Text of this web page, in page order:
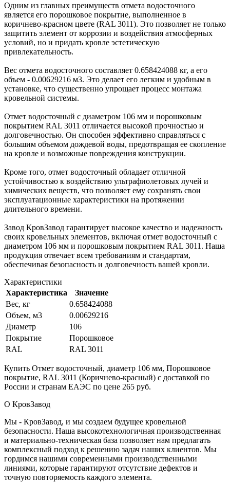
Одним из главных преимуществ отмета водосточного
является его порошковое покрытие, выполненное в
коричнево-красном цвете (RAL 3011). Это позволяет не только
защитить элемент от коррозии и воздействия атмосферных
условий, но и придать кровле эстетическую
привлекательность.
Вес отмета водосточного составляет 0.658424088 кг, а его
объем - 0.00629216 м3. Это делает его легким и удобным в
установке, что существенно упрощает процесс монтажа
кровельной системы.
Отмет водосточный с диаметром 106 мм и порошковым
покрытием RAL 3011 отличается высокой прочностью и
долговечностью. Он способен эффективно справляться с
большим объемом дождевой воды, предотвращая ее скопление
на кровле и возможные повреждения конструкции.
Кроме того, отмет водосточный обладает отличной
устойчивостью к воздействию ультрафиолетовых лучей и
химических веществ, что позволяет ему сохранять свои
эксплуатационные характеристики на протяжении
длительного времени.
Завод КровЗавод гарантирует высокое качество и надежность
своих кровельных элементов, включая отмет водосточный с
диаметром 106 мм и порошковым покрытием RAL 3011. Наша
продукция отвечает всем требованиям и стандартам,
обеспечивая безопасность и долговечность вашей кровли.
Характеристики
Характеристика
Значение
Вес, кг
0.658424088
Объем, м3
0.00629216
Диаметр
106
Покрытие
Порошковое
RAL
RAL 3011
Купить Отмет водосточный, диаметр 106 мм, Порошковое
покрытие, RAL 3011 (Коричнево-красный) с доставкой по
России и странам ЕАЭС по цене 265 руб.
О КровЗавод
Мы - КровЗавод, и мы создаем будущее кровельной
безопасности. Наша высокотехнологичная производственная
и материально-техническая база позволяет нам предлагать
комплексный подход к решению задач наших клиентов. Мы
гордимся нашими современными производственными
линиями, которые гарантируют отсутствие дефектов и
точную повторяемость каждого элемента.